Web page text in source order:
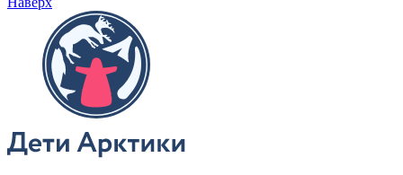
Марина Старовойтова
Первая в истории женщина – капитан атомного ледокола
В Якутск!
Столица невероятного
Рождение «Калевалы»
Как создавался великий эпос